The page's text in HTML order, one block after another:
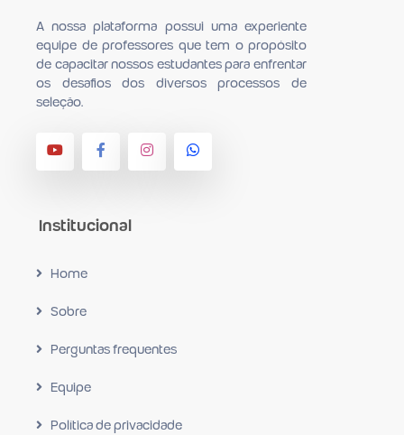
A nossa plataforma possui uma experiente
equipe de professores que tem o propósito
de capacitar nossos estudantes para en­frentar
os desafios dos diversos processos de
seleção.
Institucional
Home
Sobre
Perguntas frequentes
Equipe
Política de privacidade